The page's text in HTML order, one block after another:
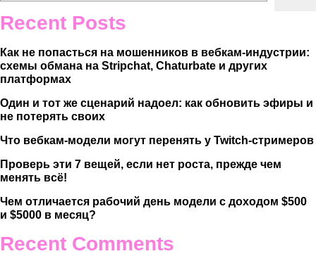
Recent Posts
Как не попасться на мошенников в вебкам-индустрии:
схемы обмана на Stripchat, Chaturbate и других
платформах
Один и тот же сценарий надоел: как обновить эфиры и
не потерять своих
Что вебкам-модели могут перенять у Twitch-стримеров
Проверь эти 7 вещей, если нет роста, прежде чем
менять всё!
Чем отличается рабочий день модели с доходом $500
и $5000 в месяц?
Recent Comments